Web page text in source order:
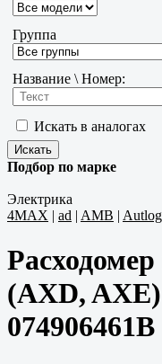
Группа
Название \ Номер:
Искать в аналогах
Подбор по марке
Электрика
4MAX | ad | AMB | Autlog
(AXD,
074906461B